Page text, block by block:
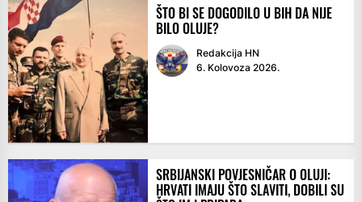
ŠTO BI SE DOGODILO U BIH DA NIJE
BILO OLUJE?
Redakcija HN
6. Kolovoza 2026.
SRBIJANSKI POVJESNIČAR O OLUJI:
HRVATI IMAJU ŠTO SLAVITI, DOBILI SU